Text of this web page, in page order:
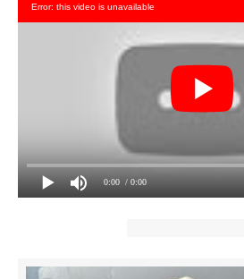
0:00 / 0:00
Error: this video is unavailable